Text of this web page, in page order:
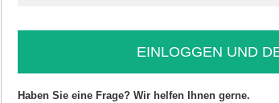
EINLOGGEN UND
Haben Sie eine Frage? Wir helfen Ihnen gerne.